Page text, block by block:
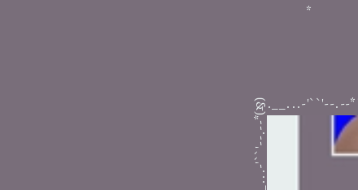
**--.--'``'-...__...-'``'--.--**--.--'``'-...__...-'``'--
(&)
*